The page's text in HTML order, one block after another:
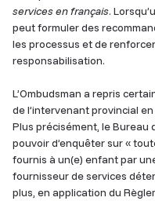
services en français.
peut formuler des
les processus et de
responsabilisation.
L’Ombudsman a repris
de l’intervenant provincial
Plus précisément, le Bureau
pouvoir d’enquêter sur «
fournis à un(e) enfant par
fournisseur de services
plus, en application du